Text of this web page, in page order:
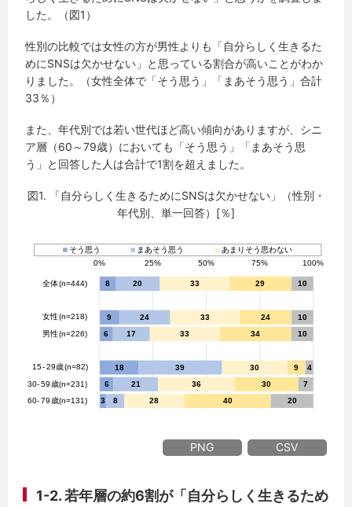
した。（図1）
性別の比較では女性の方が男性よりも「自分らしく生きるた
めにSNSは欠かせない」と思っている割合が高いことがわか
りました。（女性全体で「そう思う」「まあそう思う」合計
33％）
また、年代別では若い世代ほど高い傾向がありますが、シニ
ア層（60～79歳）においても「そう思う」「まあそう思
う」と回答した人は合計で1割を超えました。
図1. 「自分らしく生きるためにSNSは欠かせない」（性別・
年代別、単一回答）[％]
PNG CSV
1-2. 若年層の約6割が「自分らしく生きるため